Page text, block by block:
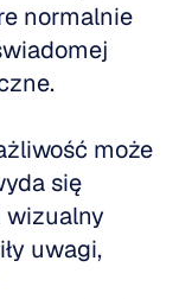
normalnie
może
się
wizualny
uwagi,